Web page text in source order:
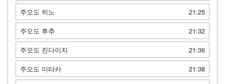
주오도 히노
21:25
주오도 후추
21:32
주오도 진다이지
21:36
주오도 미타카
21:38